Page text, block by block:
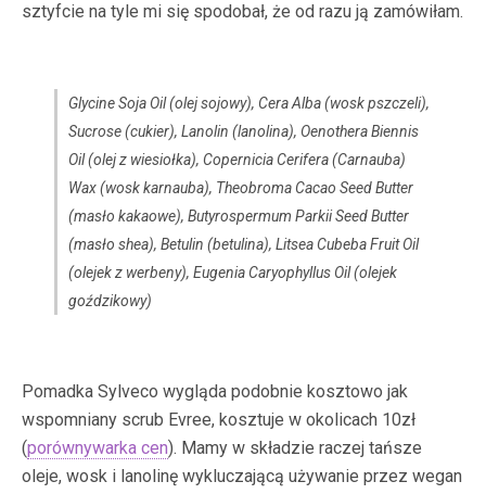
sztyfcie na tyle mi się spodobał, że od razu ją zamówiłam.
Glycine Soja Oil (olej sojowy), Cera Alba (wosk pszczeli),
Sucrose (cukier), Lanolin (lanolina), Oenothera Biennis
Oil (olej z wiesiołka), Copernicia Cerifera (Carnauba)
Wax (wosk karnauba), Theobroma Cacao Seed Butter
(masło kakaowe), Butyrospermum Parkii Seed Butter
(masło shea), Betulin (betulina), Litsea Cubeba Fruit Oil
(olejek z werbeny), Eugenia Caryophyllus Oil (olejek
goździkowy)
Pomadka Sylveco wygląda podobnie kosztowo jak
wspomniany scrub Evree, kosztuje w okolicach 10zł
(porównywarka cen). Mamy w składzie raczej tańsze
oleje, wosk i lanolinę wykluczającą używanie przez wegan